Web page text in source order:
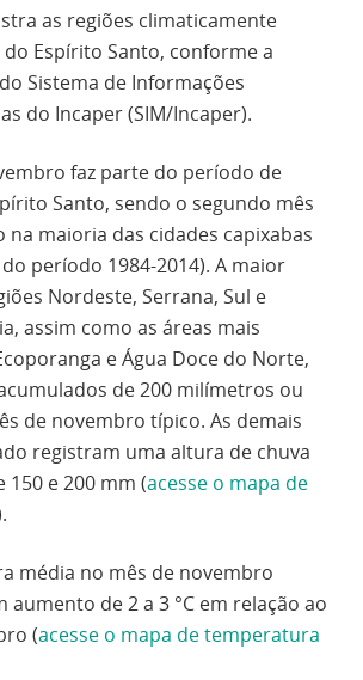
as regiões climaticamente
Espírito Santo, conforme a
Sistema de Informações
do Incaper (SIM/Incaper).
faz parte do período de
Santo, sendo o segundo mês
na maioria das cidades capixabas
período 1984-2014). A maior
Nordeste, Serrana, Sul e
assim como as áreas mais
e Água Doce do Norte,
de 200 milímetros ou
de novembro típico. As demais
registram uma altura de chuva
150 e 200 mm (acesse o mapa de
média no mês de novembro
aumento de 2 a 3 °C em relação ao
(acesse o mapa de temperatura